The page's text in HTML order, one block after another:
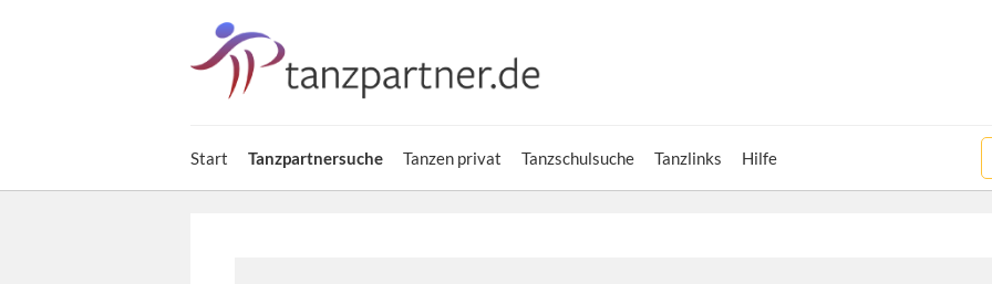
Start Tanzpartnersuche Tanzen privat Tanzschulsuche Tanzlinks Hilfe